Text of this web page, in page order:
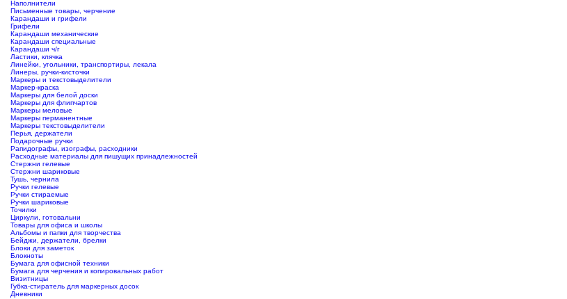
Наполнители
Письменные товары, черчение
Карандаши и грифели
Грифели
Карандаши механические
Карандаши специальные
Карандаши ч/г
Ластики, клячка
Линейки, угольники, транспортиры, лекала
Линеры, ручки-кисточки
Маркеры и текстовыделители
Маркер-краска
Маркеры для белой доски
Маркеры для флипчартов
Маркеры меловые
Маркеры перманентные
Маркеры текстовыделители
Перья, держатели
Подарочные ручки
Рапидографы, изографы, расходники
Расходные материалы для пишущих принадлежностей
Стержни гелевые
Стержни шариковые
Тушь, чернила
Ручки гелевые
Ручки стираемые
Ручки шариковые
Точилки
Циркули, готовальни
Товары для офиса и школы
Альбомы и папки для творчества
Бейджи, держатели, брелки
Блоки для заметок
Блокноты
Бумага для офисной техники
Бумага для черчения и копировальных работ
Визитницы
Губка-стиратель для маркерных досок
Дневники